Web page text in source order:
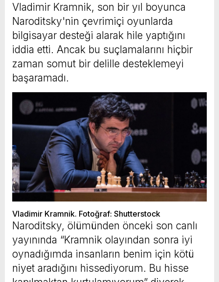
Vladimir Kramnik, son bir yıl boyunca
Naroditsky'nin çevrimiçi oyunlarda
bilgisayar desteği alarak hile yaptığını
iddia etti. Ancak bu suçlamalarını hiçbir
zaman somut bir delille desteklemeyi
başaramadı.
Vladimir Kramnik. Fotoğraf: Shutterstock
Naroditsky, ölümünden önceki son canlı
yayınında “Kramnik olayından sonra iyi
oynadığımda insanların benim için kötü
niyet aradığını hissediyorum. Bu hisse